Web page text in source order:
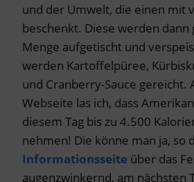
und der Umwelt, die einen mit
beschenkt. Diese werden
Menge aufgetischt und
werden Kartoffelpüree,
und Cranberry-Sauce gereicht.
Webseite las ich, dass
diesem Tag bis zu 4.500
nehmen! Die könne man ja, so
Informationsseite über das
augenzwinkernd, am nächsten